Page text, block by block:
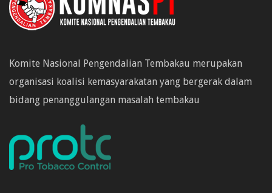
Komite Nasional Pengendalian Tembakau merupakan
organisasi koalisi kemasyarakatan yang bergerak dalam
bidang penanggulangan masalah tembakau